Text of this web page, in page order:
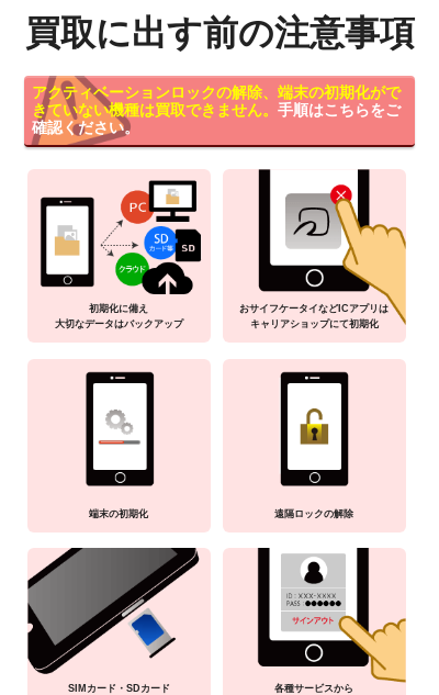
買取に出す前の注意事項
アクティベーションロックの解除、端末の初期化がで
きていない機種は買取できません。 手順はこちらをご
確認ください。
初期化に備え
大切なデータはバックアップ
おサイフケータイなどICアプリは
キャリアショップにて初期化
端末の初期化 遠隔ロックの解除
SIMカード・SDカード
各種サービスから